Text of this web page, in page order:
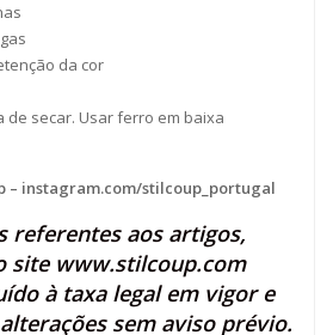
da cor
de secar. Usar ferro em baixa
– instagram.com/stilcoup_portugal
referentes aos artigos,
site www.stilcoup.com
à taxa legal em vigor e
sem aviso prévio.